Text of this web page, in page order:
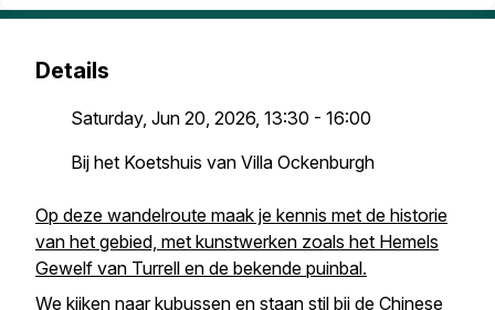
Details
Saturday, Jun 20, 2026, 13:30 - 16:00
Bij het Koetshuis van Villa Ockenburgh
Op deze wandelroute maak je kennis met de historie
van het gebied, met kunstwerken zoals het Hemels
Gewelf van Turrell en de bekende puinbal.
We kijken naar kubussen en staan stil bij de Chinese